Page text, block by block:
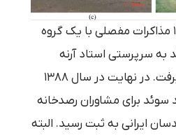
در اوایل سال ۱۳۸۴ مذاکرات مفصلی با یک گروه
سرپرستی استاد آرنه
آرده‌برگ صورت پذیرفت. در نهایت در سال ۱۳۸۸
سوئد برای مشاوران رصدخانه
ایرانی به ثبت رسید. البته